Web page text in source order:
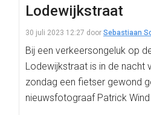
Lodewijkstraat
30 juli 2023 12:27 door Sebastiaan
Bij een verkeersongeluk op
Lodewijkstraat is in de nacht
zondag een fietser gewond
nieuwsfotograaf Patrick